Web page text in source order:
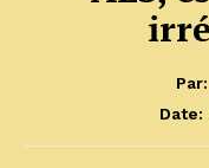
Par:
Date: